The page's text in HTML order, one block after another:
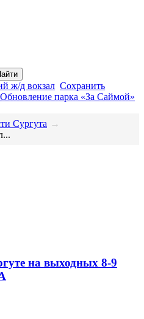
ж/д вокзал Сохранить
Обновление парка «За Саймой»
Сургута →
на выходных 8-9